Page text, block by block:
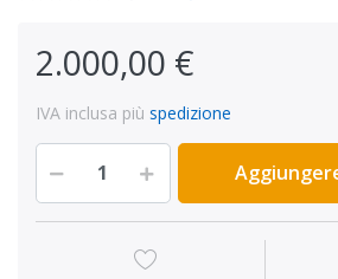
2.000,00 €
IVA inclusa più spedizione